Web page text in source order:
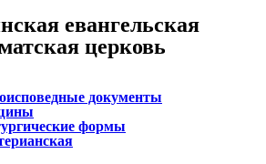
евангельская
церковь
документы
формы